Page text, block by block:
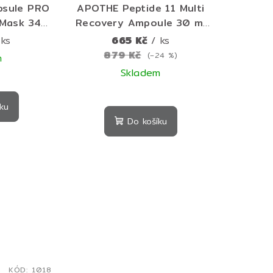
PRO
34 g
a
APOTHE Peptide 11 Multi
Recovery Ampoule 30 ml
– regenerační ampule s
peptidy pro pevnější a
hladší pleť
665 Kč / ks
879 Kč (–24 %)
Skladem
hodnocení
produktu
je
Do košíku
KÓD: 1018